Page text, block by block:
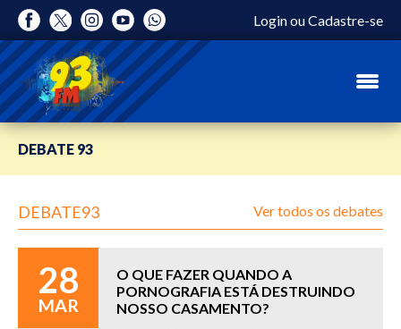
LoginouCadastre-se
DEBATE 93
DEBATE93 Ver todos os debates
28
MAR
O QUE FAZER QUANDO A
PORNOGRAFIA ESTÁ DESTRUINDO
NOSSO CASAMENTO?